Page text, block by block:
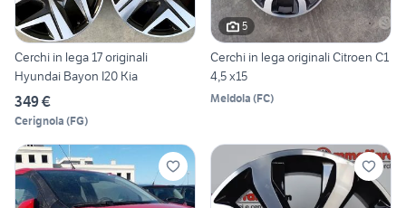
Cerchi in lega 17 originali
Hyundai Bayon I20 Kia
349 €
Cerignola (FG)
5
Cerchi in lega originali Citroen C1
4,5 x15
Meldola (FC)